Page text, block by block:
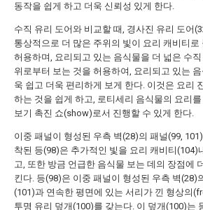
동작을 쉽게 하고 더욱 신뢰성 있게 한다.
수직 유리 도어와 비교할 때, 경사진 유리 도어
통상적으로 더 많은 주위의 빛이 요리 캐비티로
허용하며, 요리되고 있는 음식물을 더 넓은 수직
위로부터 보는 것을 허용하여, 요리되고 있는
욱 쉽고 더욱 편리하게 보게 한다. 이것은 요리
하는 것을 쉽게 하고, 로티세리 음식물의 요리
보기 촉진 쇼(show)로서 진행할 수 있게 한다.
이중 패널이 형성된 우측 벽(28)의 패널(99,
착된 등(98)은 추가적인 빛을 요리 캐비티(104)
고, 또한 방금 언급한 음식물 보는 데의 장점에
킨다. 등(98)은 이중 패널이 형성된 우측 벽(28)
(101)과 연속한 평면에 있는 서리가 낀 형상의
투명 유리 덮개(100)를 갖는다. 이 덮개(100)는